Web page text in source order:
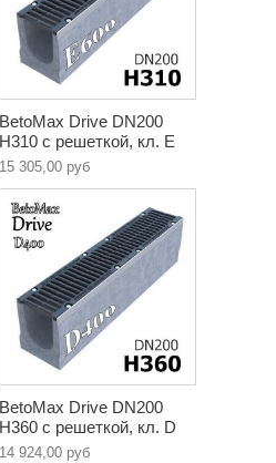
BetoMax Drive DN200
H310 с решеткой, кл. E
15 305,00 руб
BetoMax Drive DN200
H360 с решеткой, кл. D
14 924,00 руб